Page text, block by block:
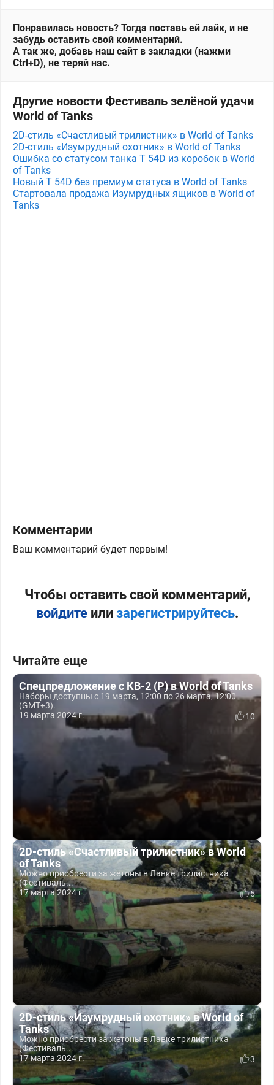
Понравилась новость? Тогда поставь ей лайк, и не
забудь оставить свой комментарий.
А так же, добавь наш сайт в закладки (нажми
Ctrl+D), не теряй нас.
Другие новости Фестиваль зелёной удачи
World of Tanks
2D-стиль «Счастливый трилистник» в World of Tanks
2D-стиль «Изумрудный охотник» в World of Tanks
Ошибка со статусом танка T 54D из коробок в World
of Tanks
Новый T 54D без премиум статуса в World of Tanks
Стартовала продажа Изумрудных ящиков в World of
Tanks
Комментарии
Ваш комментарий будет первым!
Чтобы оставить свой комментарий,
войдитеили зарегистрируйтесь.
Читайте еще
Спецпредложение с КВ-2 (Р) в World of Tanks
Наборы доступны с 19 марта, 12:00 по 26 марта, 12:00
(GMT+3).
19 марта 2024 г.
10
2D-стиль «Счастливый трилистник» в World
of Tanks
Можно приобрести за жетоны в Лавке трилистника
(Фестиваль...
17 марта 2024 г.
5
2D-стиль «Изумрудный охотник» в World of
Tanks
Можно приобрести за жетоны в Лавке трилистника
(Фестиваль...
17 марта 2024 г.
3